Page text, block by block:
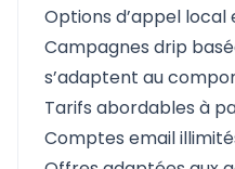
Options d’appel local
Campagnes drip
s’adaptent au
Tarifs abordables à
Comptes email